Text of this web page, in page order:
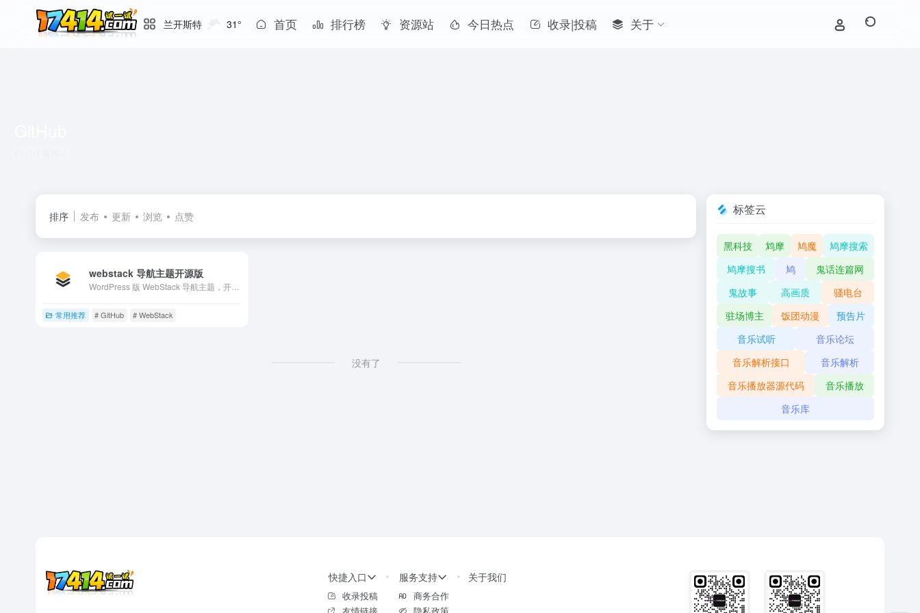
兰开斯特 31° 首页 排行榜 资源站 今日热点 收录|投稿 关于
排序 发布 更新 浏览 点赞
webstack 导航主题开源版
常用推荐 # GitHub # WebStack
没有了
标签云
黑科技 鸩摩 鸠魔
鸠摩搜索
鸠摩搜书
鸠
鬼话连篇网
鬼故事
高画质
骚电台
驻场博主
饭团动漫
预告片
音乐试听
音乐论坛
音乐解析接口
音乐解析
音乐播放器源代码
音乐播放
音乐库
快捷入口
收录投稿
服务支持
商务合作
关于我们